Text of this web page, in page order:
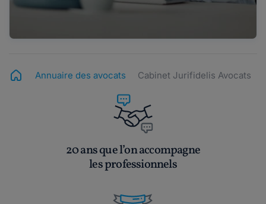
Annuaire des avocats Cabinet Jurifidelis Avocats
20 ans que l’on accompagne
les professionnels